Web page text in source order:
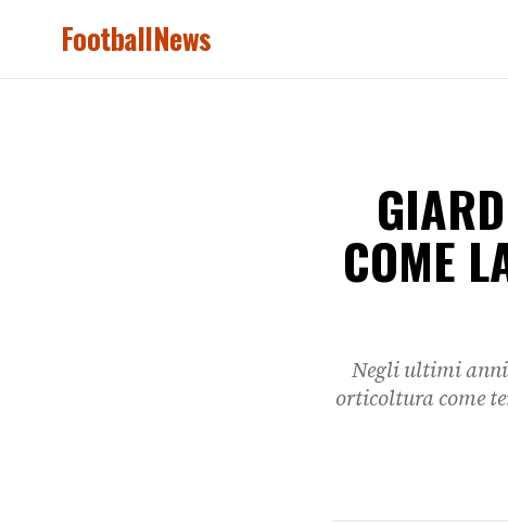
FootballNews
COME
Negli ultimi
orticoltura come